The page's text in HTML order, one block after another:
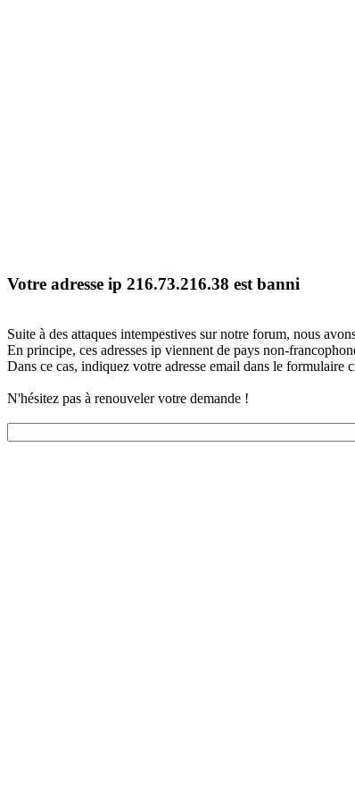
Votre adresse ip 216.73.216.38 est banni
Suite à des attaques intempestives sur notre forum, nous
En principe, ces adresses ip viennent de pays non-
Dans ce cas, indiquez votre adresse email dans le formulaire
N'hésitez pas à renouveler votre demande !